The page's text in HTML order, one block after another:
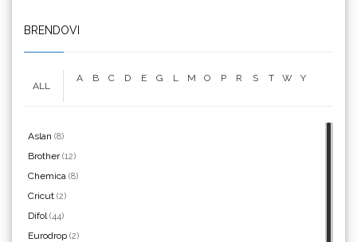
BRENDOVI
ALL
A B C D E G L M O P R S T W Y
Aslan (8)
Brother(12)
Chemica (8)
Cricut (2)
Difol(44)
Eurodrop (2)